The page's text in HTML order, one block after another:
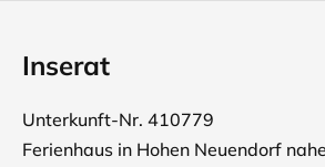
Inserat
Unterkunft-Nr. 410779
Ferienhaus in Hohen Neuendorf